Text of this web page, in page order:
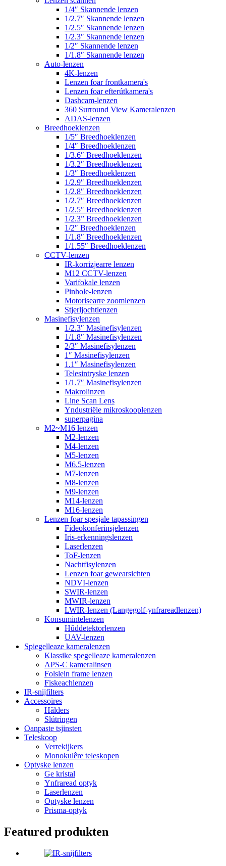
1/4″ Skannende lenzen
1/2.7″ Skannende lenzen
1/2.5″ Skannende lenzen
1/2.3″ Skannende lenzen
1/2″ Skannende lenzen
1/1.8″ Skannende lenzen
Auto-lenzen
4K-lenzen
Lenzen foar frontkamera's
Lenzen foar efterútkamera's
Dashcam-lenzen
360 Surround View Kameralenzen
ADAS-lenzen
Breedhoeklenzen
1/5″ Breedhoeklenzen
1/4″ Breedhoeklenzen
1/3.6″ Breedhoeklenzen
1/3.2″ Breedhoeklenzen
1/3″ Breedhoeklenzen
1/2.9″ Breedhoeklenzen
1/2.8″ Breedhoeklenzen
1/2.7″ Breedhoeklenzen
1/2.5″ Breedhoeklenzen
1/2.3” Breedhoeklenzen
1/2″ Breedhoeklenzen
1/1.8″ Breedhoeklenzen
1/1.55″ Breedhoeklenzen
CCTV-lenzen
IR-korrizjearre lenzen
M12 CCTV-lenzen
Varifokale lenzen
Pinhole-lenzen
Motorisearre zoomlenzen
Stjerljochtlenzen
Masinefisylenzen
1/2.3″ Masinefisylenzen
1/1.8″ Masinefisylenzen
2/3″ Masinefisylenzen
1″ Masinefisylenzen
1.1″ Masinefisylenzen
Telesintryske lenzen
1/1.7″ Masinefisylenzen
Makrolinzen
Line Scan Lens
Yndustriële mikroskooplenzen
superpagina
M2~M16 lenzen
M2-lenzen
M4-lenzen
M5-lenzen
M6.5-lenzen
M7-lenzen
M8-lenzen
M9-lenzen
M14-lenzen
M16-lenzen
Lenzen foar spesjale tapassingen
Fideokonferinsjelenzen
Iris-erkenningslenzen
Laserlenzen
ToF-lenzen
Nachtfisylenzen
Lenzen foar gewearsichten
NDVI-lenzen
SWIR-lenzen
MWIR-lenzen
LWIR-lenzen (Langegolf-ynfrareadlenzen)
Konsumintelenzen
Hûddetektorlenzen
UAV-lenzen
Spiegelleaze kameralenzen
Klassike spegelleaze kameralenzen
APS-C kameralinsen
Folslein frame lenzen
Fiskeachlenzen
IR-snijfilters
Accessoires
Hâlders
Slútringen
Oanpaste tsjinsten
Teleskoop
Verrekijkers
Monokulêre teleskopen
Optyske lenzen
Ge kristal
Ynfraread optyk
Laserlenzen
Optyske lenzen
Prisma-optyk
Featured produkten